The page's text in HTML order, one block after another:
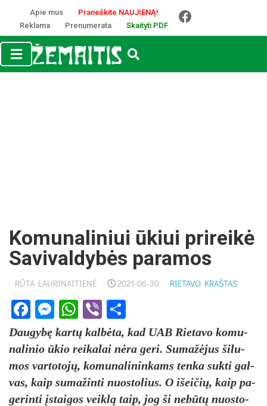
Apie mus
Praneškite NAUJIENĄ!
Reklama
Prenumerata Skaityti PDF
Komunaliniui ūkiui prireikė
Savivaldybės paramos
RŪTA LAURINAITIENĖ 2021-06-30 RIETAVO KRAŠTAS
Facebook
Messenger
WhatsApp
Viber
Dau­gybę kartų kalbė­ta, kad UAB Rie­ta­vo ko­mu­
na­li­nio ūkio rei­ka­lai nėra ge­ri. Su­mažė­jus ši­lu­
mos var­to­tojų, ko­mu­na­li­nin­kams ten­ka su­kti gal­
vas, kaip su­ma­žin­ti nuo­sto­lius. O išei­čių, kaip pa­
ge­rin­ti įstai­gos veiklą taip, jog ši ne­būtų nuo­sto­